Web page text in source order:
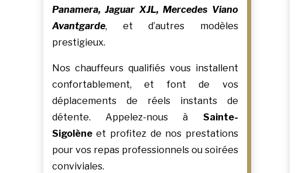
Panamera, Jaguar XJL, Mercedes Viano
Avantgarde, et d’autres modèles
prestigieux.
Nos chauffeurs qualifiés vous installent
confortablement, et font de vos
déplacements de réels instants de
détente. Appelez-nous à Sainte-
Sigolèneet profitez de nos prestations
pour vos repas professionnels ou soirées
conviviales.